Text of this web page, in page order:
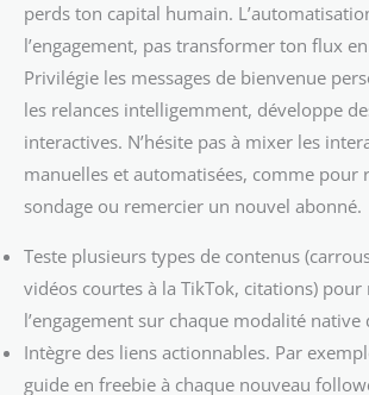
perds ton capital humain.
l’engagement, pas transformer ton flux
Privilégie les messages de bienvenue
les relances intelligemment, développe
interactives. N’hésite pas à mixer les
manuelles et automatisées, comme pour
sondage ou remercier un nouvel abonné.
Teste plusieurs types de contenus
vidéos courtes à la TikTok, citations)
l’engagement sur chaque modalité native
Intègre des liens actionnables. Par
guide en freebie à chaque nouveau